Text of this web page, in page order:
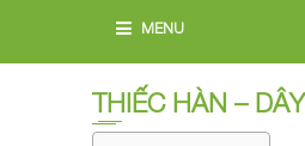
MENU
THIẾC HÀN –